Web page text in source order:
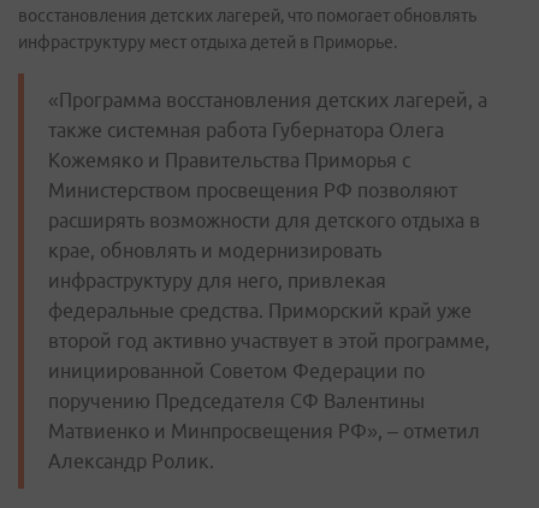
восстановления детских лагерей, что помогает обновлять
инфраструктуру мест отдыха детей в Приморье.
«Программа восстановления детских лагерей, а
также системная работа Губернатора Олега
Кожемяко и Правительства Приморья с
Министерством просвещения РФ позволяют
расширять возможности для детского отдыха в
крае, обновлять и модернизировать
инфраструктуру для него, привлекая
федеральные средства. Приморский край уже
второй год активно участвует в этой программе,
инициированной Советом Федерации по
поручению Председателя СФ Валентины
Матвиенко и Минпросвещения РФ», – отметил
Александр Ролик.